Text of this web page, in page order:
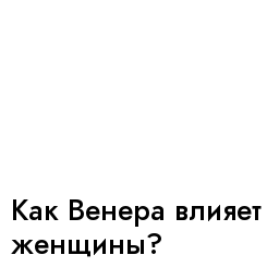
Как Венера
женщины?